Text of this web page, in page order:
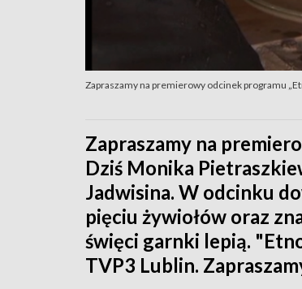
Zapraszamy na premierowy odcinek programu
Zapraszamy na
Dziś Monika
Jadwisina. W odcinku
pięciu żywiołów oraz
święci garnki lepią.
TVP3 Lublin.